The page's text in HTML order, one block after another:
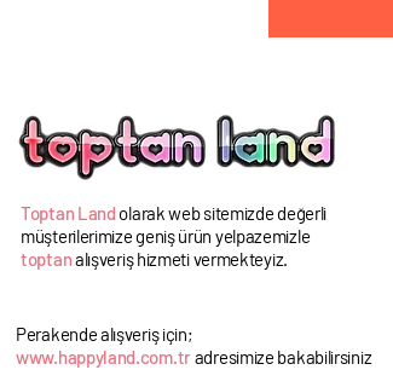
Toptan Land olarak web sitemizde değerli
müşterilerimize geniş ürün yelpazemizle
toptanalışveriş hizmeti vermekteyiz.
Perakende alışveriş için;
www.happyland.com.tradresimize bakabilirsiniz